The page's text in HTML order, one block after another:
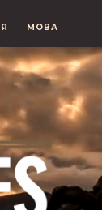
МОВА